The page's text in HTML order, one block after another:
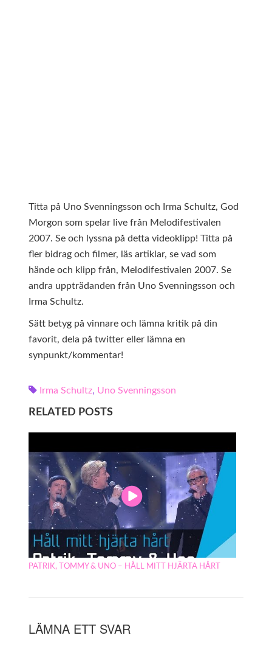
Titta på Uno Svenningsson och Irma Schultz, God
Morgon som spelar live från Melodifestivalen
2007. Se och lyssna på detta videoklipp! Titta på
fler bidrag och filmer, läs artiklar, se vad som
hände och klipp från, Melodifestivalen 2007. Se
andra uppträdanden från Uno Svenningsson och
Irma Schultz.
Sätt betyg på vinnare och lämna kritik på din
favorit, dela på twitter eller lämna en
synpunkt/kommentar!
Irma Schultz, Uno Svenningsson
RELATED POSTS
PATRIK, TOMMY & UNO – HÅLL MITT HJÄRTA HÅRT
LÄMNA ETT SVAR